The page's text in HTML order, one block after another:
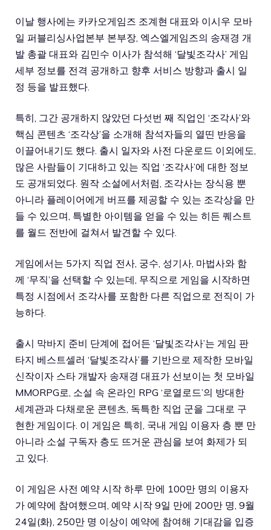
이날 행사에는 카카오게임즈 조계현 대표와 이시우 모바
일 퍼블리싱사업본부 본부장, 엑스엘게임즈의 송재경 개
발 총괄 대표와 김민수 이사가 참석해 ‘달빛조각사’ 게임
세부 정보를 전격 공개하고 향후 서비스 방향과 출시 일
정 등을 발표했다.
특히, 그간 공개하지 않았던 다섯번 째 직업인 ‘조각사’와
핵심 콘텐츠 ‘조각상’을 소개해 참석자들의 열띤 반응을
이끌어내기도 했다. 출시 일자와 사전 다운로드 이외에도,
많은 사람들이 기대하고 있는 직업 ‘조각사’에 대한 정보
도 공개되었다. 원작 소설에서처럼, 조각사는 장식용 뿐
아니라 플레이어에게 버프를 제공할 수 있는 조각상을 만
들 수 있으며, 특별한 아이템을 얻을 수 있는 히든 퀘스트
를 월드 전반에 걸쳐서 발견할 수 있다.
게임에서는 5가지 직업 전사, 궁수, 성기사, 마법사와 함
께 ‘무직’을 선택할 수 있는데, 무직으로 게임을 시작하면
특정 시점에서 조각사를 포함한 다른 직업으로 전직이 가
능하다.
출시 막바지 준비 단계에 접어든 ‘달빛조각사’는 게임 판
타지 베스트셀러 ‘달빛조각사’를 기반으로 제작한 모바일
신작이자 스타 개발자 송재경 대표가 선보이는 첫 모바일
MMORPG로, 소설 속 온라인 RPG ‘로열로드’의 방대한
세계관과 다채로운 콘텐츠, 독특한 직업 군을 그대로 구
현한 게임이다. 이 게임은 특히, 국내 게임 이용자 층 뿐 만
아니라 소설 구독자 층도 뜨거운 관심을 보여 화제가 되
고 있다.
이 게임은 사전 예약 시작 하루 만에 100만 명의 이용자
가 예약에 참여했으며, 예약 시작 9일 만에 200만 명, 9월
24일(화), 250만 명 이상이 예약에 참여해 기대감을 입증